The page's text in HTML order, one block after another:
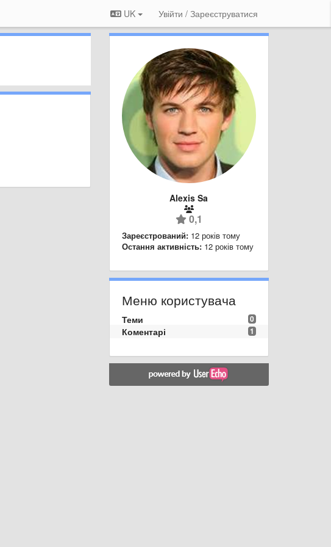
UK Увійти / Зареєструватися
Alexis Sa
0,1
Зареєстрований: 12 років тому
Остання активність: 12 років тому
Меню користувача
0
Теми
1
Коментарі